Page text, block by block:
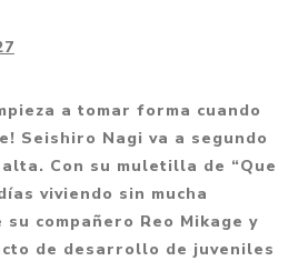
a tomar forma cuando
Seishiro Nagi va a segundo
Con su muletilla de “Que
viviendo sin mucha
compañero Reo Mikage y
de desarrollo de juveniles